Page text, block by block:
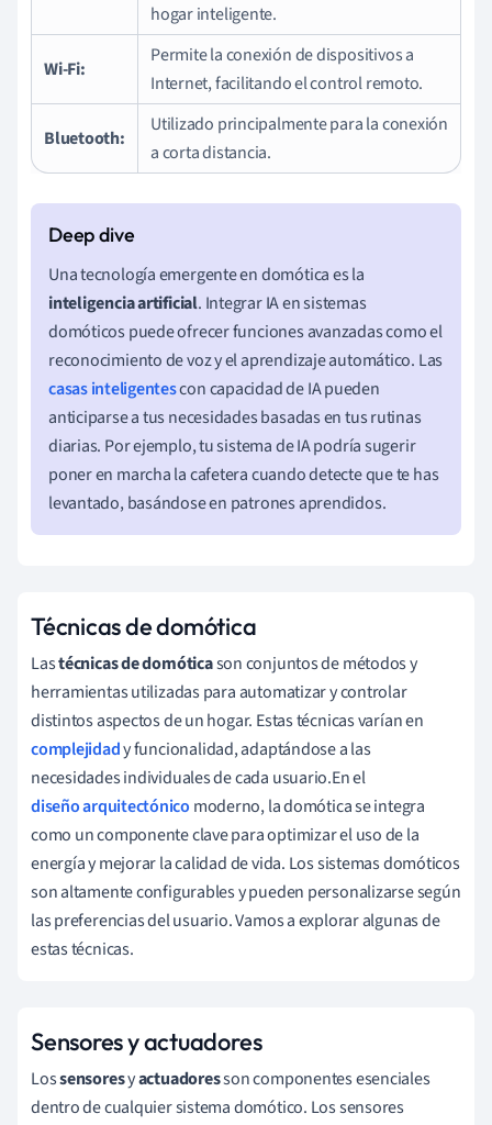
hogar inteligente.
Wi-Fi:
Permite la conexión de dispositivos a
Internet, facilitando el control remoto.
Bluetooth:
Utilizado principalmente para la conexión
a corta distancia.
Una tecnología emergente en domótica es la
inteligencia artificial. Integrar IA en sistemas
domóticos puede ofrecer funciones avanzadas como el
reconocimiento de voz y el aprendizaje automático. Las
casas inteligentescon capacidad de IA pueden
anticiparse a tus necesidades basadas en tus rutinas
diarias. Por ejemplo, tu sistema de IA podría sugerir
poner en marcha la cafetera cuando detecte que te has
levantado, basándose en patrones aprendidos.
Técnicas de domótica
Lastécnicas de domóticason conjuntos de métodos y
herramientas utilizadas para automatizar y controlar
distintos aspectos de un hogar. Estas técnicas varían en
complejidady funcionalidad, adaptándose a las
necesidades individuales de cada usuario.En el
diseño arquitectónico moderno, la domótica se integra
como un componente clave para optimizar el uso de la
energía y mejorar la calidad de vida. Los sistemas domóticos
son altamente configurables y pueden personalizarse según
las preferencias del usuario. Vamos a explorar algunas de
estas técnicas.
Sensores y actuadores
Lossensoresyactuadoresson componentes esenciales
dentro de cualquier sistema domótico. Los sensores